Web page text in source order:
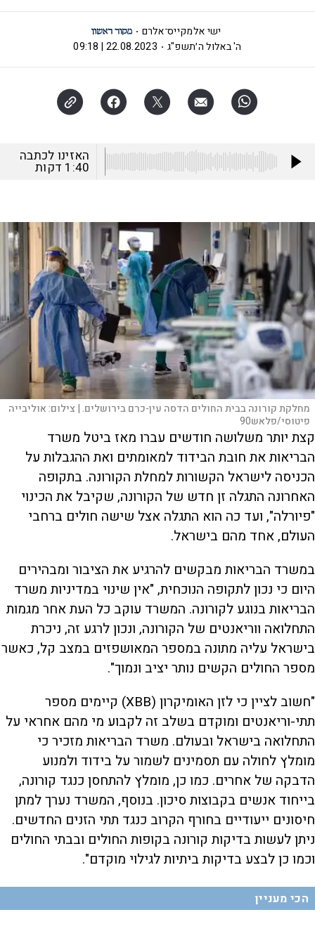
ישי אלמקייס־אלרם
ה' באלול ה׳תשפ"ג
22.08.2023 | 09:18
האזינו לכתבה
1:40 דקות
מחלקת קורונה בבית החולים הדסה עין-כרם בירושלים. | צילום:אוליבייה
פיטוסי/פלאש90
קצת יותר משלושה חודשים עברו מאז ביטל משרד
הבריאות את חובת הבידוד למאומתים ואת ההגבלות על
הכניסה לישראל הקשורות למחלת הקורונה. בתקופה
האחרונה התגלה זן חדש של הקורונה, שקיבל את הכינוי
"פיורלה", ועד כה הוא התגלה אצל שישה חולים ברחבי
העולם, אחד מהם בישראל.
במשרד הבריאות מבקשים להרגיע את הציבור ומבהירים
היום כי נכון לתקופה הנוכחית, "אין שינוי במדיניות משרד
הבריאות בנוגע לקורונה. המשרד עוקב כל העת אחר מגמות
התחלואה ווריאנטים של הקורונה, ונכון לרגע זה, ניכרת
בישראל עליה מתונה במספר המאושפזים במצב קל, כאשר
מספר החולים הקשים נותר יציב ונמוך".
"חשוב לציין כי לזן האומיקרון (XBB) קיימים מספר
תתי-וריאנטים ומוקדם בשלב זה לקבוע מי מהם אחראי על
התחלואה בישראל ובעולם. משרד הבריאות מזכיר כי
מומלץ לחולה עם תסמינים לשמור על בידוד ולמנוע
הדבקה של אחרים. כמו כן, מומלץ להתחסן כנגד קורונה,
בייחוד אנשים בקבוצות סיכון. בנוסף, המשרד נערך למתן
חיסונים ייעודיים בחורף הקרוב כנגד תתי הזנים החדשים.
ניתן לעשות בדיקות קורונה בקופות החולים ובבתי החולים
וכמו כן לבצע בדיקות ביתיות לגילוי מוקדם".
הכי מעניין